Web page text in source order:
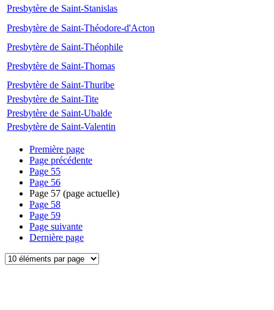
Presbytère de Saint-Stanislas
Presbytère de Saint-Théodore-d'Acton
Presbytère de Saint-Théophile
Presbytère de Saint-Thomas
Presbytère de Saint-Thuribe
Presbytère de Saint-Tite
Presbytère de Saint-Ubalde
Presbytère de Saint-Valentin
Première page
Page précédente
Page 55
Page 56
Page 57 (page actuelle)
Page 58
Page 59
Page suivante
Dernière page